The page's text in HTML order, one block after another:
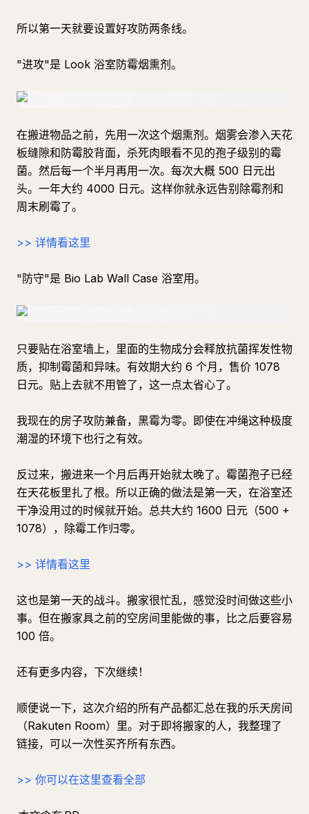
所以第一天就要设置好攻防两条线。
"进攻"是 Look 浴室防霉烟熏剂。
在搬进物品之前，先用一次这个烟熏剂。烟雾会渗入天花
板缝隙和防霉胶背面，杀死肉眼看不见的孢子级别的霉
菌。然后每一个半月再用一次。每次大概 500 日元出
头。一年大约 4000 日元。这样你就永远告别除霉剂和
周末刷霉了。
>> 详情看这里
"防守"是 Bio Lab Wall Case 浴室用。
只要贴在浴室墙上，里面的生物成分会释放抗菌挥发性物
质，抑制霉菌和异味。有效期大约 6 个月，售价 1078
日元。贴上去就不用管了，这一点太省心了。
我现在的房子攻防兼备，黑霉为零。即使在冲绳这种极度
潮湿的环境下也行之有效。
反过来，搬进来一个月后再开始就太晚了。霉菌孢子已经
在天花板里扎了根。所以正确的做法是第一天，在浴室还
干净没用过的时候就开始。总共大约 1600 日元（500 +
1078），除霉工作归零。
>> 详情看这里
这也是第一天的战斗。搬家很忙乱，感觉没时间做这些小
事。但在搬家具之前的空房间里能做的事，比之后要容易
100 倍。
还有更多内容，下次继续！
顺便说一下，这次介绍的所有产品都汇总在我的乐天房间
（Rakuten Room）里。对于即将搬家的人，我整理了
链接，可以一次性买齐所有东西。
>> 你可以在这里查看全部